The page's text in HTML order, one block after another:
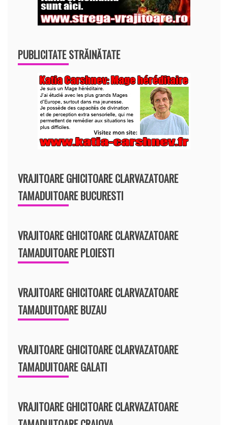
PUBLICITATE STRĂINĂTATE
VRAJITOARE GHICITOARE CLARVAZATOARE
TAMADUITOARE BUCURESTI
VRAJITOARE GHICITOARE CLARVAZATOARE
TAMADUITOARE PLOIESTI
VRAJITOARE GHICITOARE CLARVAZATOARE
TAMADUITOARE BUZAU
VRAJITOARE GHICITOARE CLARVAZATOARE
TAMADUITOARE GALATI
VRAJITOARE GHICITOARE CLARVAZATOARE